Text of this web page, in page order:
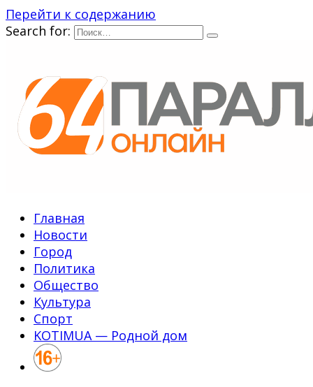
Перейти к содержанию
Search for:
Главная
Новости
Город
Политика
Общество
Культура
Спорт
KOTIMUA — Родной дом